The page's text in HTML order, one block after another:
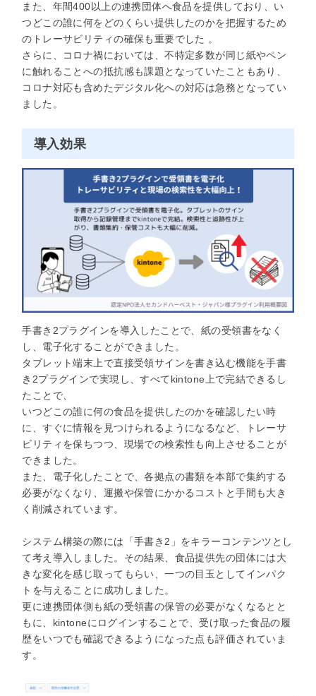
また、年間400以上の連携団体へ食品を提供しており、い
つどこの誰に何をどのくらい提供したのかを把握するため
のトレーサビリティの確保も重要でした 。
さらに、コロナ禍においては、不特定多数が同じ紙やペン
に触れることへの抵抗感も課題となっていたこともあり、
コロナ対応も含めたデジタル化への対応は急務となってい
ました。
導入効果
手書き2プラグインを導入したことで、紙の受領書をなく
し、電子化することができました。
タブレット端末上で直接受領サインを書き込む機能を手書
き2プラグインで実現し、すべてkintone上で完結できるし
たことで、
いつどこの誰に何の食品を提供したのかを確認したい時
に、すぐに情報を見つけられるようになるなど、トレーサ
ビリティを保ちつつ、現場での検索性も向上させることが
できました。
また、電子化したことで、各拠点の書類を本部で集約する
必要がなくなり、運搬や保管にかかるコストと手間も大き
く削減されています。
システム構築の際には「手書き2」をキラーコンテンツとし
て考え導入しました。その結果、食品提供先の団体には大
きな変化を感じ取ってもらい、一つの目玉としてインパク
トを与えることに成功しました。
更に連携団体側も紙の受領書の保管の必要がなくなるとと
もに、kintoneにログインすることで、受け取った食品の履
歴をいつでも確認できるようになった点も評価されていま
す。